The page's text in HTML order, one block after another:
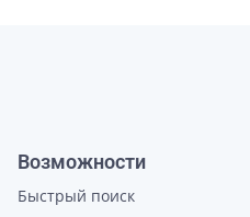
Возможности
Быстрый поиск